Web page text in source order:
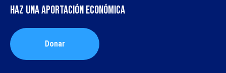
Haz una aportación económica
Donar